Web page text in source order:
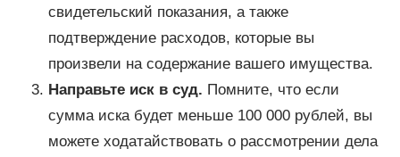
свидетельский показания, а также
подтверждение расходов, которые вы
произвели на содержание вашего имущества.
Направьте иск в суд. Помните, что если
сумма иска будет меньше 100 000 рублей, вы
можете ходатайствовать о рассмотрении дела